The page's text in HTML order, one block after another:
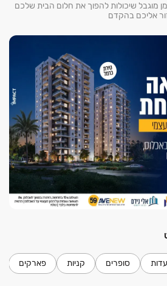
מוגבל שיכולות להפוך את חלום הבית שלכם
אליכם בהקדם
סופרים קניות פארקים